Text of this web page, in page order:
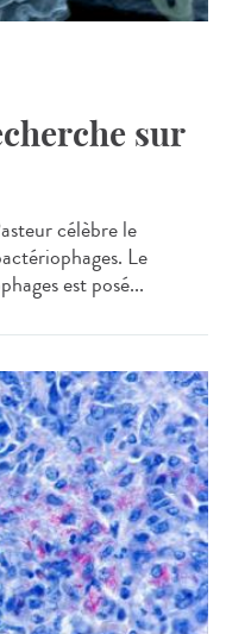
sur
célèbre le
Le
est posé...